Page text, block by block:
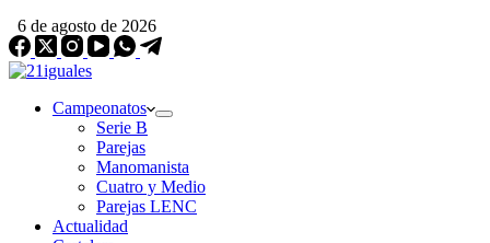
6 de agosto de 2026
Campeonatos
Serie B
Parejas
Manomanista
Cuatro y Medio
Parejas LENC
Actualidad